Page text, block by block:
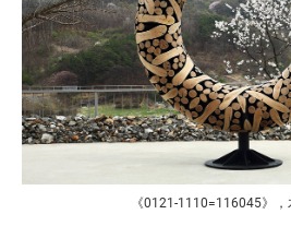
《0121-1110=116045》